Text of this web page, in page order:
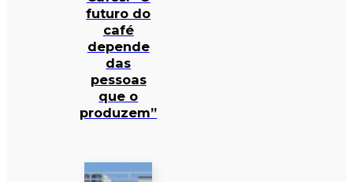
futuro do
café
depende
das
pessoas
que o
produzem”